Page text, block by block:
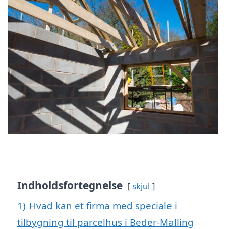
Indholdsfortegnelse skjul
1) Hvad kan et firma med speciale i
tilbygning til parcelhus i Beder-Malling